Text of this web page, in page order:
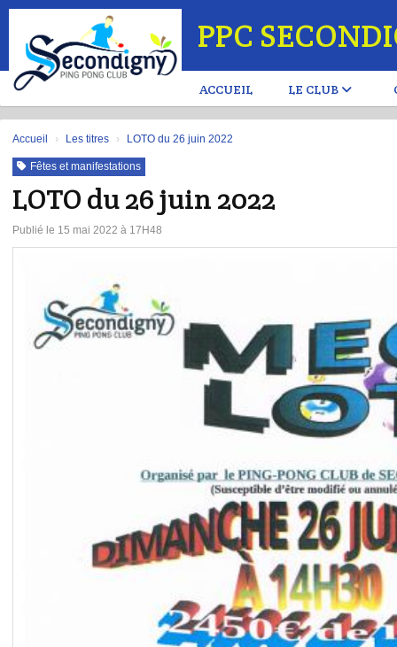
PPC
ACCUEIL LE CLUB
Accueil Les titres LOTO du 26 juin 2022
Fêtes et manifestations
LOTO du 26 juin 2022
Publié le 15 mai 2022 à 17H48
Panneau de gestion des cookies